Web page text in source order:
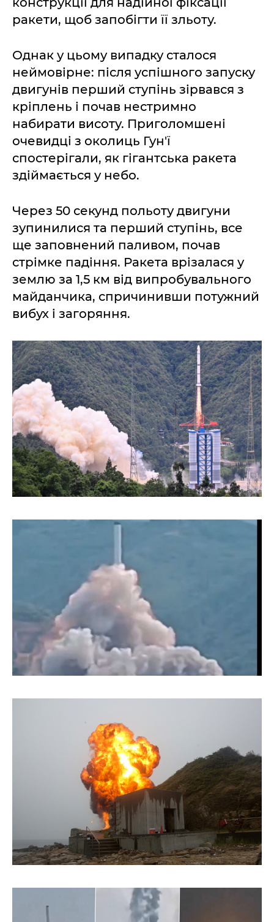
ракети, щоб запобігти її зльоту.
Однак у цьому випадку сталося
неймовірне: після успішного запуску
двигунів перший ступінь зірвався з
кріплень і почав нестримно
набирати висоту. Приголомшені
очевидці з околиць Гун'ї
спостерігали, як гігантська ракета
здіймається у небо.
Через 50 секунд польоту двигуни
зупинилися та перший ступінь, все
ще заповнений паливом, почав
стрімке падіння. Ракета врізалася у
землю за 1,5 км від випробувального
майданчика, спричинивши потужний
вибух і загоряння.